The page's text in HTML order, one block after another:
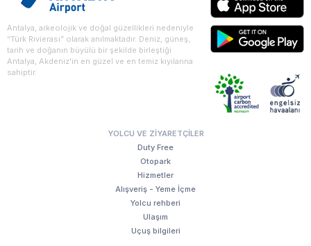
Antalya, arkeolojik ve doğal güzellikleri nedeniyle
“Türk Rivierası” olarak anılmaktadır. Deniz, güneş,
tarih ve doğanın büyülü bir şekilde birleştiği
Antalya, Akdeniz'in en güzel ve en temiz kıyılarına
sahiptir.
YOLCU VE ZIYARETÇILER
Duty Free
Otopark
Hizmetler
Alışveriş - Yeme İçme
Yolcu rehberi
Ulaşım
Uçuş bilgileri